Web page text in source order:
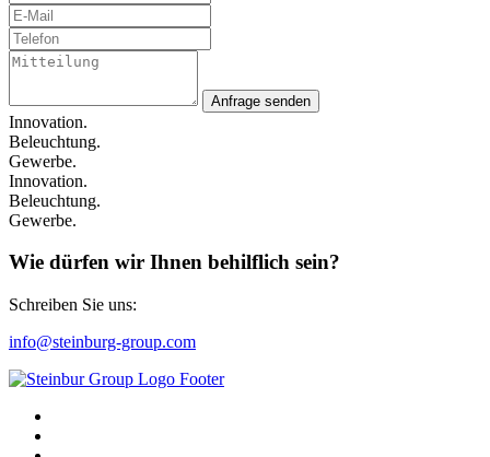
Anfrage senden
Innovation.
Beleuchtung.
Gewerbe.
Innovation.
Beleuchtung.
Gewerbe.
Wie dürfen wir Ihnen behilflich sein?
Schreiben Sie uns:
info@steinburg-group.com